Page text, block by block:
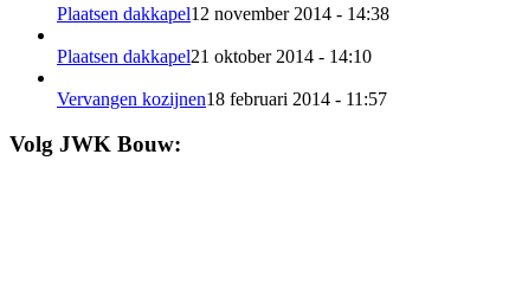
Plaatsen dakkapel12 november 2014 - 14:38
Plaatsen dakkapel21 oktober 2014 - 14:10
Vervangen kozijnen18 februari 2014 - 11:57
Volg JWK Bouw: